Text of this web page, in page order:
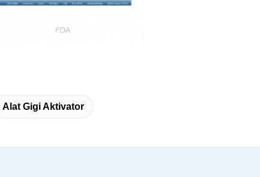
Alat Gigi Aktivator